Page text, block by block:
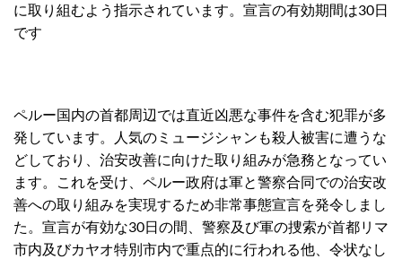
に取り組むよう指示されています。宣言の有効期間は30日
です
ペルー国内の首都周辺では直近凶悪な事件を含む犯罪が多
発しています。人気のミュージシャンも殺人被害に遭うな
どしており、治安改善に向けた取り組みが急務となってい
ます。これを受け、ペルー政府は軍と警察合同での治安改
善への取り組みを実現するため非常事態宣言を発令しまし
た。宣言が有効な30日の間、警察及び軍の捜索が首都リマ
市内及びカヤオ特別市内で重点的に行われる他、令状なし